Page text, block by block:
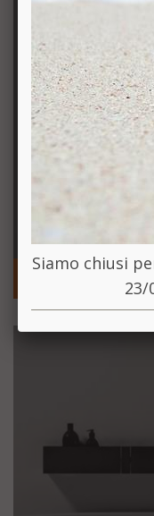
RUBINETTERIA
Siamo chiusi
23/